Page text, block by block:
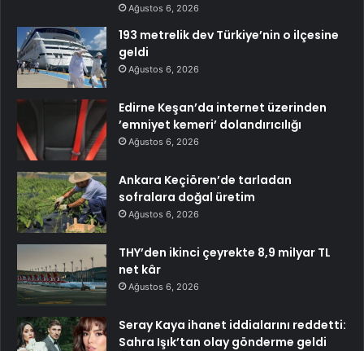
Ağustos 6, 2026
193 metrelik dev Türkiye’nin o ilçesine
geldi
Ağustos 6, 2026
Edirne Keşan’da internet üzerinden
’emniyet kemeri’ dolandırıcılığı
Ağustos 6, 2026
Ankara Keçiören’de tarladan
sofralara doğal üretim
Ağustos 6, 2026
THY’den ikinci çeyrekte 8,9 milyar TL
net kâr
Ağustos 6, 2026
Seray Kaya ihanet iddialarını reddetti:
Sahra Işık’tan olay gönderme geldi